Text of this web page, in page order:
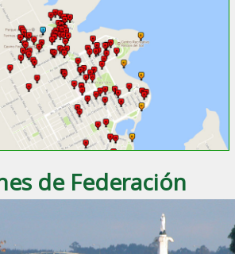
Ríos.
de Federación